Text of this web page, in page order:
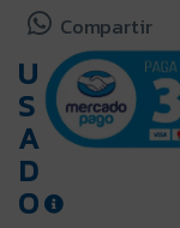
Compartir
U
S
A
D
O